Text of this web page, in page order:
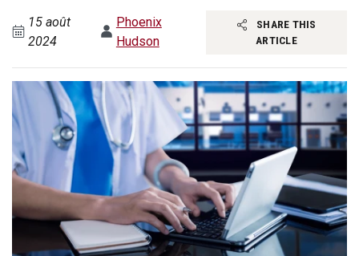
15 août
2024
Phoenix
Hudson
SHARE THIS
ARTICLE